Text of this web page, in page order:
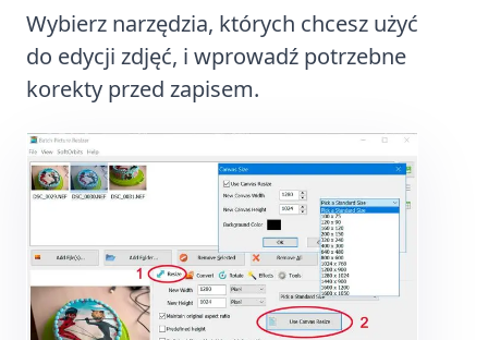
Wybierz narzędzia, których chcesz użyć
do edycji zdjęć, i wprowadź potrzebne
korekty przed zapisem.